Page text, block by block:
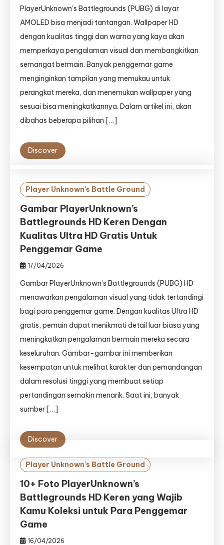
PlayerUnknown’s Battlegrounds (PUBG) di layar
AMOLED bisa menjadi tantangan. Wallpaper HD
dengan kualitas tinggi dan warna yang kaya akan
memperkaya pengalaman visual dan membangkitkan
semangat bermain. Banyak penggemar game
menginginkan tampilan yang memukau untuk
perangkat mereka, dan menemukan wallpaper yang
sesuai bisa meningkatkannya. Dalam artikel ini, akan
dibahas beberapa pilihan […]
Discover
Player Unknown's Battle Ground
Gambar PlayerUnknown’s
Battlegrounds HD Keren Dengan
Kualitas Ultra HD Gratis Untuk
Penggemar Game
17/04/2026
Gambar PlayerUnknown’s Battlegrounds (PUBG) HD
menawarkan pengalaman visual yang tidak tertandingi
bagi para penggemar game. Dengan kualitas Ultra HD
gratis, pemain dapat menikmati detail luar biasa yang
meningkatkan pengalaman bermain mereka secara
keseluruhan. Gambar-gambar ini memberikan
kesempatan untuk melihat karakter dan pemandangan
dalam resolusi tinggi yang membuat setiap
pertandingan semakin menarik. Saat ini, banyak
sumber […]
Discover
Player Unknown's Battle Ground
10+ Foto PlayerUnknown’s
Battlegrounds HD Keren yang Wajib
Kamu Koleksi untuk Para Penggemar
Game
16/04/2026